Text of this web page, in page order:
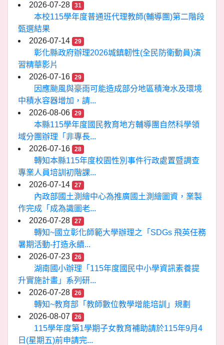
2026-07-28
31
本校115學年度普通班代理教師(輔導團)第二階段
甄選結果
2026-07-14
29
彰化縣政府辦理2026城鎮韌性(全民防衛動員)演
習精華影片
2026-07-16
29
因應颱風與豪雨可能造成部分地區積淹水及環境
中積水容器增加，請...
2026-08-06
29
本縣115學年度國民教育地方輔導團自然科學領
域分團辦理「非專長...
2026-07-16
28
轉知本縣115年度校園性別事件行政處置暨調查
專業人員培訓初階課...
2026-07-14
27
內政部國土測繪中心為推廣國土測繪圖資，業製
作完成「成為識圖老...
2026-07-28
27
轉知~國立彰化師範大學辦理之「SDGs 飛英任務
暑期活動-打造永續...
2026-07-23
26
湖南國小辦理「115年度國民中小學資訊素養提
升實施計畫」系列研...
2026-07-28
26
轉知~教育部「教師數位教學增能培訓」規劃
2026-08-07
26
115學年度第1學期子女教育補助請於115年9月4
日(星期五)前申請完...